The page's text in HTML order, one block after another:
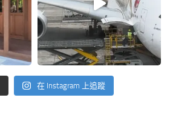
在 Instagram 上追蹤